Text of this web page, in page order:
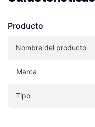
Producto
Nombre del producto
Marca
Tipo